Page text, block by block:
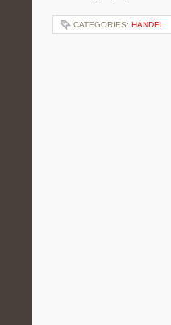
CATEGORIES: HANDEL